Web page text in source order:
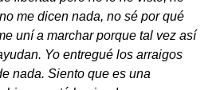
me dicen nada, no sé por qué
uní a marchar porque tal vez así
Yo entregué los arraigos
nada. Siento que es una